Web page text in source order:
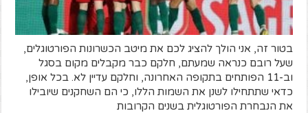
בטור זה, אני הולך להציג לכם את מיטב הכשרונות הפורטוגלים,
שעל רובם כנראה שמעתם, חלקם כבר מקבלים מקום בסגל
וב-11 הפותחים בתקופה האחרונה, וחלקם עדיין לא. בכל אופן,
כדאי שתתחילו לשנן את השמות הללו, כי הם השחקנים שיובילו
את הנבחרת הפורטוגלית בשנים הקרובות